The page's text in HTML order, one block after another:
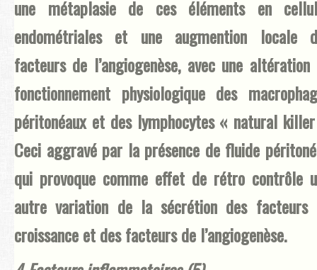
une métaplasie de ces éléments en
endométriales et une augmention locale
facteurs de l’angiogenèse, avec une altération
fonctionnement physiologique des
péritonéaux et des lymphocytes « natural
Ceci aggravé par la présence de fluide
qui provoque comme effet de rétro contrôle
autre variation de la sécrétion des facteurs
croissance et des facteurs de l’angiogenèse.